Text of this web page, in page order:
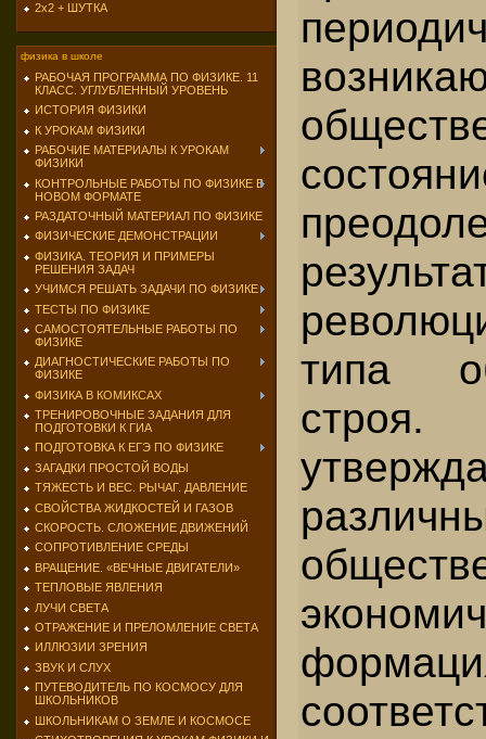
2х2 + ШУТКА
физика в школе
РАБОЧАЯ ПРОГРАММА ПО ФИЗИКЕ. 11
КЛАСС. УГЛУБЛЕННЫЙ УРОВЕНЬ
ИСТОРИЯ ФИЗИКИ
К УРОКАМ ФИЗИКИ
РАБОЧИЕ МАТЕРИАЛЫ К УРОКАМ
ФИЗИКИ
КОНТРОЛЬНЫЕ РАБОТЫ ПО ФИЗИКЕ В
НОВОМ ФОРМАТЕ
РАЗДАТОЧНЫЙ МАТЕРИАЛ ПО ФИЗИКЕ
ФИЗИЧЕСКИЕ ДЕМОНСТРАЦИИ
ФИЗИКА. ТЕОРИЯ И ПРИМЕРЫ
РЕШЕНИЯ ЗАДАЧ
УЧИМСЯ РЕШАТЬ ЗАДАЧИ ПО ФИЗИКЕ
ТЕСТЫ ПО ФИЗИКЕ
САМОСТОЯТЕЛЬНЫЕ РАБОТЫ ПО
ФИЗИКЕ
ДИАГНОСТИЧЕСКИЕ РАБОТЫ ПО
ФИЗИКЕ
ФИЗИКА В КОМИКСАХ
ТРЕНИРОВОЧНЫЕ ЗАДАНИЯ ДЛЯ
ПОДГОТОВКИ К ГИА
ПОДГОТОВКА К ЕГЭ ПО ФИЗИКЕ
ЗАГАДКИ ПРОСТОЙ ВОДЫ
ТЯЖЕСТЬ И ВЕС. РЫЧАГ. ДАВЛЕНИЕ
СВОЙСТВА ЖИДКОСТЕЙ И ГАЗОВ
СКОРОСТЬ. СЛОЖЕНИЕ ДВИЖЕНИЙ
СОПРОТИВЛЕНИЕ СРЕДЫ
ВРАЩЕНИЕ. «ВЕЧНЫЕ ДВИГАТЕЛИ»
ТЕПЛОВЫЕ ЯВЛЕНИЯ
ЛУЧИ СВЕТА
ОТРАЖЕНИЕ И ПРЕЛОМЛЕНИЕ СВЕТА
ИЛЛЮЗИИ ЗРЕНИЯ
ЗВУК И СЛУХ
ПУТЕВОДИТЕЛЬ ПО КОСМОСУ ДЛЯ
ШКОЛЬНИКОВ
ШКОЛЬНИКАМ О ЗЕМЛЕ И КОСМОСЕ
типа